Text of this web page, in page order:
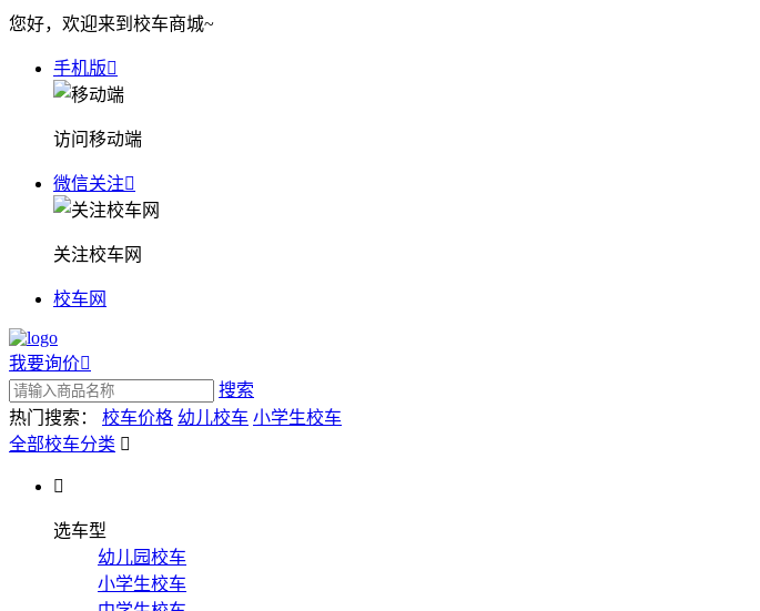
您好，欢迎来到校车商城~
手机版
访问移动端
微信关注
关注校车网
校车网
我要询价
搜索
热门搜索： 校车价格 幼儿校车 小学生校车
全部校车分类 

选车型
幼儿园校车
小学生校车